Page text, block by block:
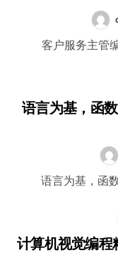
客户服务主
语言为基，函
语言为基，
计算机视觉编程